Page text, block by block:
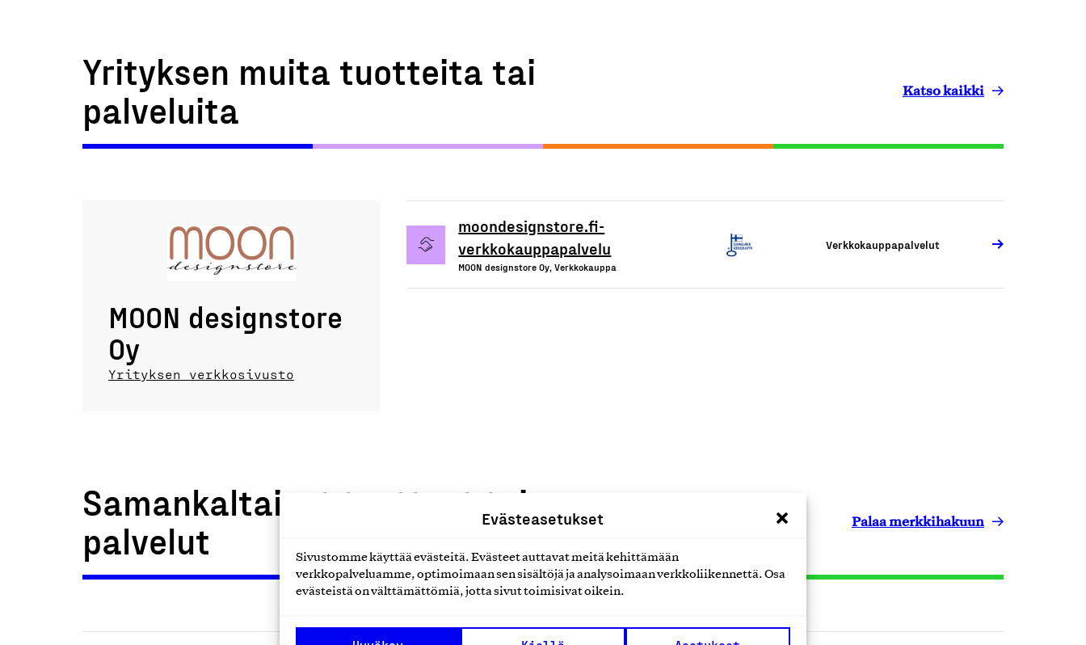
Evästeasetukset
Sivustomme käyttää evästeitä. Evästeet auttavat meitä kehittämään
verkkopalveluamme, optimoimaan sen sisältöjä ja analysoimaan verkkoliikennettä. Osa
evästeistä on välttämättömiä, jotta sivut toimisivat oikein.
Yrityksen muita tuotteita tai
palveluita
Katso kaikki
MOON designstore
Oy
Yrityksen verkkosivusto
moondesignstore.fi-
verkkokauppapalvelu
MOON designstore Oy, Verkkokauppa
Verkkokauppapalvelut
Samankaltaiset tuotteet tai
palvelut
Palaa merkkihakuun